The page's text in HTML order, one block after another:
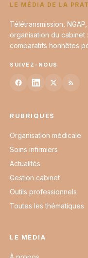
LE MÉDIA DE LA
Télétransmission,
organisation du
comparatifs honnêtes
SUIVEZ-NOUS
RUBRIQUES
Organisation médicale
Soins infirmiers
Actualités
Gestion cabinet
Outils professionnels
Toutes les thématiques
LE MÉDIA